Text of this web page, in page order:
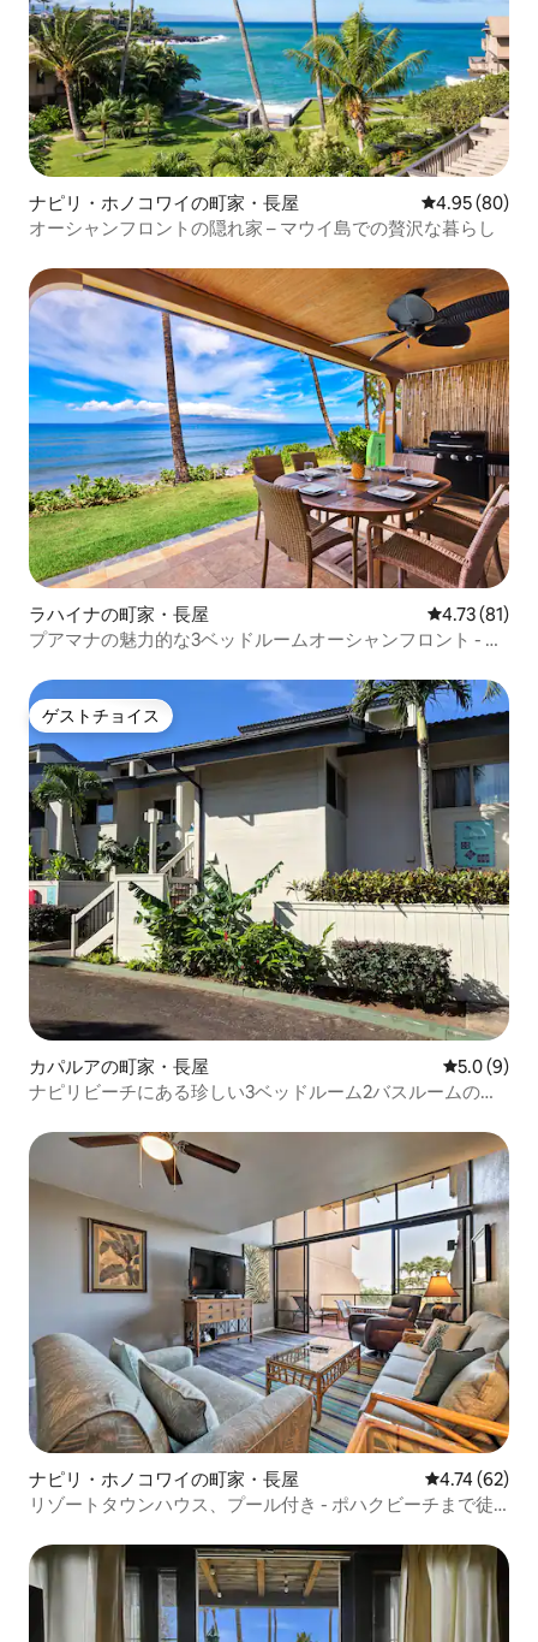
ナピリ・ホノコワイの町家・長屋 レビュー80
4.95 (80)
オーシャンフロントの隠れ家 – マウイ島での贅沢な暮らし
ラハイナの町家・長屋 レビュー81
4.73 (81)
プアマナの魅力的な3ベッドルームオーシャンフロント - ラ
ゲストチョイス
ゲストチョイス
カパルアの町家・長屋 レビュー9
5.0 (9)
ナピリビーチにある珍しい3ベッドルーム2バスルームのコ
ナピリ・ホノコワイの町家・長屋 レビュー62
4.74 (62)
リゾートタウンハウス、プール付き - ポハクビーチまで徒